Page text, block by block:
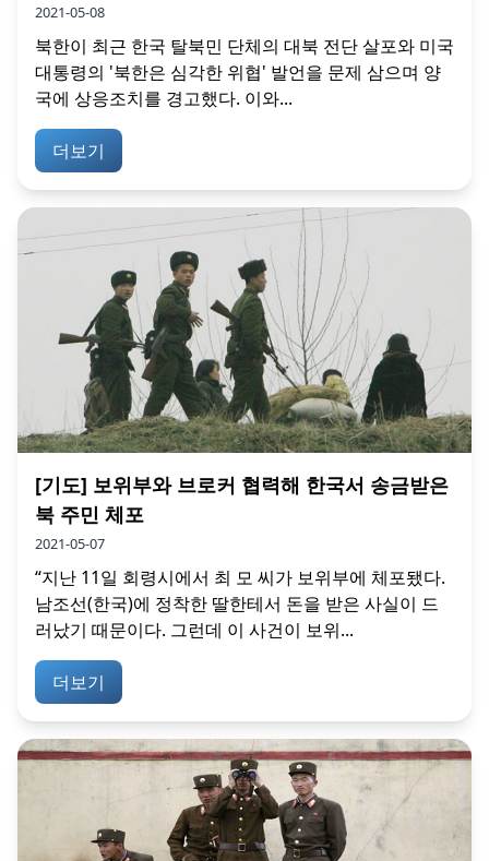
2021-05-08
북한이 최근 한국 탈북민 단체의 대북 전단 살포와 미국
대통령의 '북한은 심각한 위협' 발언을 문제 삼으며 양
국에 상응조치를 경고했다. 이와...
더보기
[기도] 보위부와 브로커 협력해 한국서 송금받은
북 주민 체포
2021-05-07
“지난 11일 회령시에서 최 모 씨가 보위부에 체포됐다.
남조선(한국)에 정착한 딸한테서 돈을 받은 사실이 드
러났기 때문이다. 그런데 이 사건이 보위...
더보기